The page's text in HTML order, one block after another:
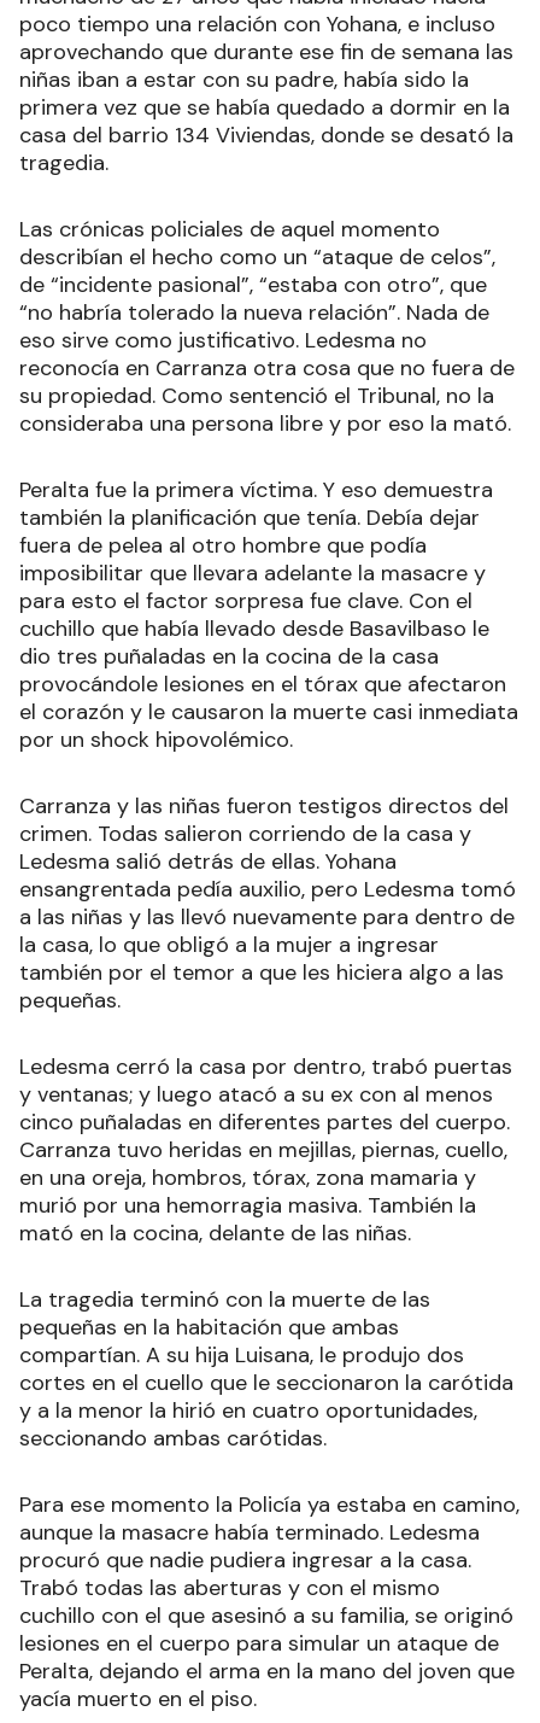
poco tiempo una relación con Yohana, e incluso
aprovechando que durante ese fin de semana las
niñas iban a estar con su padre, había sido la
primera vez que se había quedado a dormir en la
casa del barrio 134 Viviendas, donde se desató la
tragedia.
Las crónicas policiales de aquel momento
describían el hecho como un “ataque de celos”,
de “incidente pasional”, “estaba con otro”, que
“no habría tolerado la nueva relación”. Nada de
eso sirve como justificativo. Ledesma no
reconocía en Carranza otra cosa que no fuera de
su propiedad. Como sentenció el Tribunal, no la
consideraba una persona libre y por eso la mató.
Peralta fue la primera víctima. Y eso demuestra
también la planificación que tenía. Debía dejar
fuera de pelea al otro hombre que podía
imposibilitar que llevara adelante la masacre y
para esto el factor sorpresa fue clave. Con el
cuchillo que había llevado desde Basavilbaso le
dio tres puñaladas en la cocina de la casa
provocándole lesiones en el tórax que afectaron
el corazón y le causaron la muerte casi inmediata
por un shock hipovolémico.
Carranza y las niñas fueron testigos directos del
crimen. Todas salieron corriendo de la casa y
Ledesma salió detrás de ellas. Yohana
ensangrentada pedía auxilio, pero Ledesma tomó
a las niñas y las llevó nuevamente para dentro de
la casa, lo que obligó a la mujer a ingresar
también por el temor a que les hiciera algo a las
pequeñas.
Ledesma cerró la casa por dentro, trabó puertas
y ventanas; y luego atacó a su ex con al menos
cinco puñaladas en diferentes partes del cuerpo.
Carranza tuvo heridas en mejillas, piernas, cuello,
en una oreja, hombros, tórax, zona mamaria y
murió por una hemorragia masiva. También la
mató en la cocina, delante de las niñas.
La tragedia terminó con la muerte de las
pequeñas en la habitación que ambas
compartían. A su hija Luisana, le produjo dos
cortes en el cuello que le seccionaron la carótida
y a la menor la hirió en cuatro oportunidades,
seccionando ambas carótidas.
Para ese momento la Policía ya estaba en camino,
aunque la masacre había terminado. Ledesma
procuró que nadie pudiera ingresar a la casa.
Trabó todas las aberturas y con el mismo
cuchillo con el que asesinó a su familia, se originó
lesiones en el cuerpo para simular un ataque de
Peralta, dejando el arma en la mano del joven que
yacía muerto en el piso.